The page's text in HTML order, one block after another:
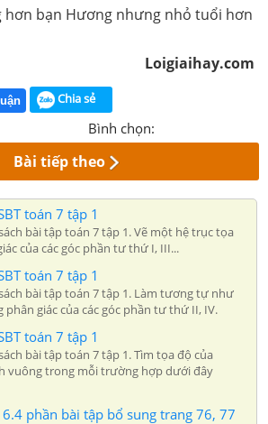
hơn bạn Hương nhưng nhỏ tuổi hơn
Loigiaihay.com
Chia sẻ
Bình chọn:
Bài tiếp theo
toán 7 tập 1
bài tập toán 7 tập 1. Vẽ một hệ trục tọa
của các góc phần tư thứ I, III...
toán 7 tập 1
bài tập toán 7 tập 1. Làm tương tự như
phân giác của các góc phần tư thứ II, IV.
toán 7 tập 1
bài tập toán 7 tập 1. Tìm tọa độ của
vuông trong mỗi trường hợp dưới đây
phần bài tập bổ sung trang 76, 77